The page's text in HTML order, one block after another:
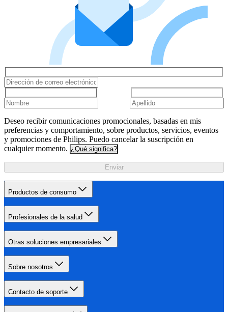
Deseo recibir comunicaciones promocionales, basadas en mis
preferencias y comportamiento, sobre productos, servicios, eventos
y promociones de Philips. Puedo cancelar la suscripción en
cualquier momento. ¿Qué significa?
Enviar
Productos de consumo
Profesionales de la salud
Otras soluciones empresariales
Sobre nosotros
Contacto de soporte